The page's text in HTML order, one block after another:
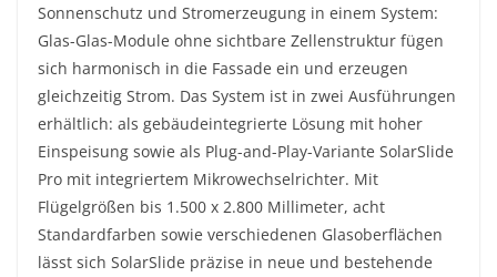
Sonnenschutz und Stromerzeugung in einem System:
Glas-Glas-Module ohne sichtbare Zellenstruktur fügen
sich harmonisch in die Fassade ein und erzeugen
gleichzeitig Strom. Das System ist in zwei Ausführungen
erhältlich: als gebäudeintegrierte Lösung mit hoher
Einspeisung sowie als Plug-and-Play-Variante SolarSlide
Pro mit integriertem Mikrowechselrichter. Mit
Flügelgrößen bis 1.500 x 2.800 Millimeter, acht
Standardfarben sowie verschiedenen Glasoberflächen
lässt sich SolarSlide präzise in neue und bestehende